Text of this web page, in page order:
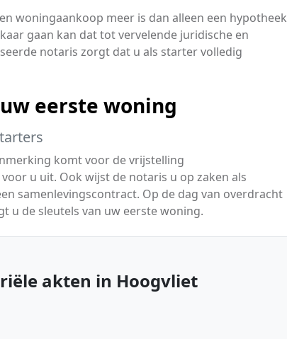
woningaankoop meer is dan alleen een hypotheek
gaan kan dat tot vervelende juridische en
notaris zorgt dat u als starter volledig
eerste woning
komt voor de vrijstelling
u uit. Ook wijst de notaris u op zaken als
samenlevingscontract. Op de dag van overdracht
u de sleutels van uw eerste woning.
akten in Hoogvliet